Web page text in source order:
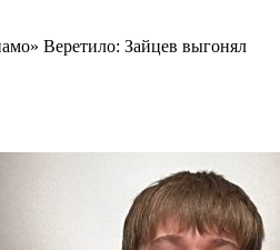
Веретило: Зайцев выгонял